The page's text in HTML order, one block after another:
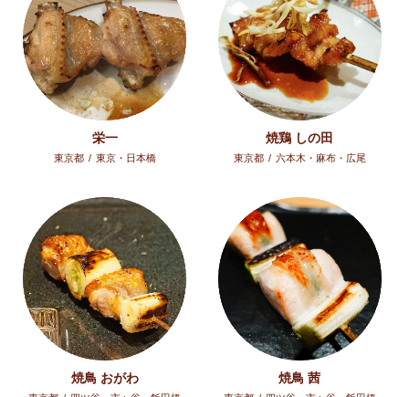
栄一
東京都 / 東京・日本橋
焼鶏 しの田
東京都 / 六本木・麻布・広尾
焼鳥 おがわ 焼鳥 茜